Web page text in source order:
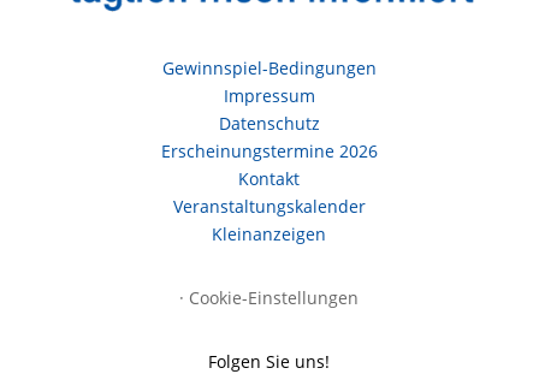
Gewinnspiel-Bedingungen
Impressum
Datenschutz
Erscheinungstermine 2026
Kontakt
Veranstaltungskalender
Kleinanzeigen
· Cookie-Einstellungen
Folgen Sie uns!